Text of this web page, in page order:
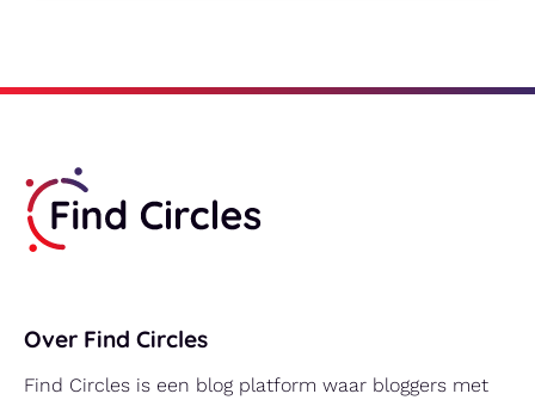
Over Find Circles
Find Circles is een blog platform waar bloggers met